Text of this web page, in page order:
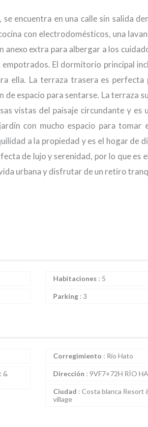
encuentra en una calle sin salida
con electrodomésticos, una
anexo extra para albergar a los
El dormitorio principal
ella. La terraza trasera es perfecta
espacio para sentarse. La terraza
vistas del paisaje circundante y es
con mucho espacio para tomar
a la propiedad y es el hogar de
de lujo y serenidad, por lo que es
urbana y disfrutar de un retiro
Habitaciones : 5
Parking : 3
Corregimiento : Río Hato
&
Dirección : 9VF7+72H RÍO
Ciudad : Costa blanca Resort
village